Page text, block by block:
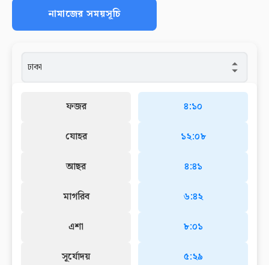
নামাজের সময়সূচি
ফজর
যোহর
আছর
মাগরিব
এশা
সূর্যোদয়
৪:১০
১২:০৮
৪:৪১
৬:৪২
৮:০১
৫:২৯